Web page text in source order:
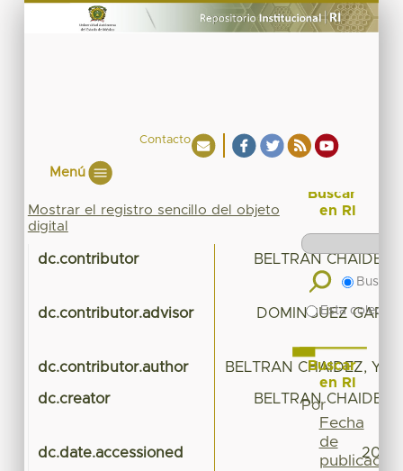
Contacto
Menú
Mostrar el registro sencillo del objeto
digital
dc.contributor BELTRAN CHAIDEZ,
dc.contributor.advisor DOMINGUEZ
dc.contributor.author BELTRAN CHAIDEZ,
dc.creator BELTRAN CHAIDEZ,
dc.date.accessioned
Buscar
en RI
Buscar
Esta
Buscar
en RI
Por
Fecha
de
publicación